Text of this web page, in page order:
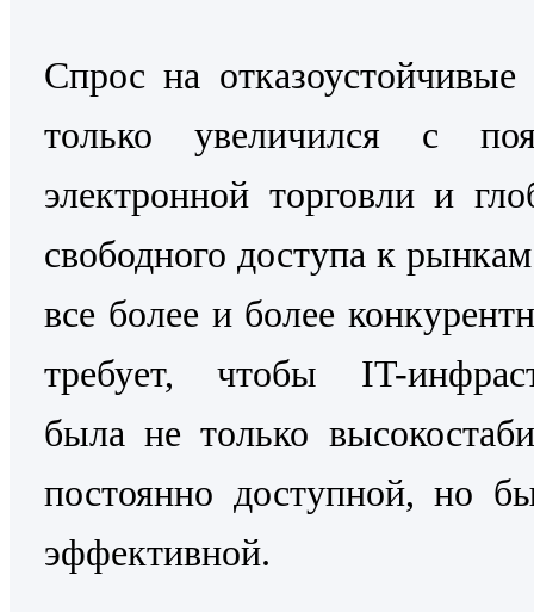
Cпрос на
только увеличился с
электронной торговли и
свободного доступа к
все более и более
требует, чтобы IT-
была не только
постоянно доступной, но
эффективной.